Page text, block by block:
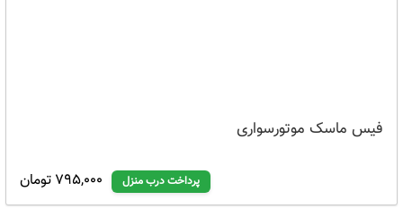
فیس ماسک موتورسواری
795,000 تومان پرداخت درب منزل